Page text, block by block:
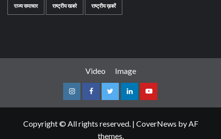
राज्य समाचार राष्ट्रीय खबरे राष्ट्रीय ख़बरें
Video Image
InstagramFacebookTwitterLinkedinYoutube
Copyright © All rights reserved. | CoverNews by AF
themes.